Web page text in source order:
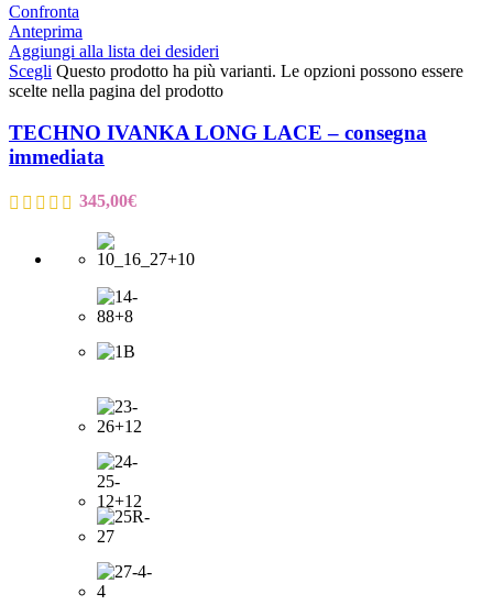
Confronta
Anteprima
Aggiungi alla lista dei desideri
Scegli Questo prodotto ha più varianti. Le opzioni possono essere
scelte nella pagina del prodotto
TECHNO IVANKA LONG LACE – consegna
immediata
345,00€